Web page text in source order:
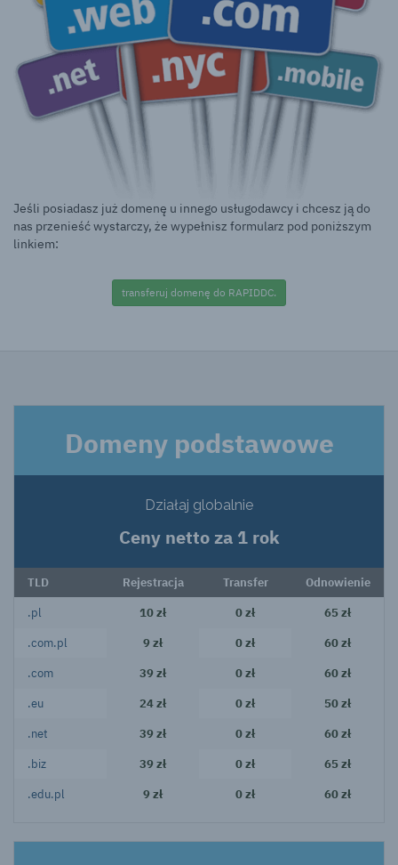
Jeśli posiadasz już domenę u innego usługodawcy i chcesz ją do
nas przenieść wystarczy, że wypełnisz formularz pod poniższym
linkiem:
transferuj domenę do RAPIDDC.
Domeny podstawowe
Działaj globalnie
Ceny netto za 1 rok
TLD Rejestracja Transfer Odnowienie
.pl 10 zł 0 zł 65 zł
.com.pl 9 zł 0 zł 60 zł
.com 39 zł 0 zł 60 zł
.eu 24 zł 0 zł 50 zł
.net 39 zł 0 zł 60 zł
.biz 39 zł 0 zł 65 zł
.edu.pl 9 zł 0 zł 60 zł